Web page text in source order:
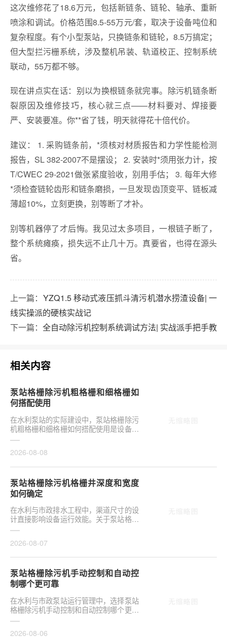
这次维修花了18.6万元，包括新链条、链轮、轴承、重新
喷涂和调试。价格范围8.5-55万元/套，取决于设备吨位和
复杂程度。有个小型泵站，只换链条和链轮，8.5万搞定；
但大型拦污栅系统，涉及整机吊装、轨道校正、控制系统
联动，55万都不够。
现在讲点实在话：别以为换根链条就完事。除污机链条断
裂原因及维修技巧，核心就三点——材料要对、焊接要
严、安装要准。你**省了钱，明天就得花十倍代价。
建议： 1. 采购链条前，*须核对材质报告和力学性能检测
报告，SL 382-2007不是摆设； 2. 安装时*须用张力计，按
T/CWEC 29-2021做张紧度验收，别用手估； 3. 每年大修
*须检查链轮齿形和链条磨损，一旦发现齿顶变平、链板减
薄超10%，立刻更换，别等断了才补。
别等机器停了才后悔。我见过太多项目，一根链子断了，
整个系统瘫痪，损失远不止几十万。真要省，也得在源头
省。
上一篇： YZQ1.5 移动式液压抓斗清污机潜水捞渣设备| 一
线实操派的硬核实战记
下一篇： 全自动除污机控制系统调试方法| 实战派手把手教
相关内容
泵站格栅除污机粗格栅和细格栅如
何搭配使用
在水利泵站的实际建设中，泵站格栅除污
机粗格栅和细格栅如何搭配使用是设备选
型的关键环节。合理配置直接影响后续水
2026-08-08
泵站格栅除污机格栅井深度和宽度
如何确定
在水利与市政排水工程中，渠道尺寸的设
计直接影响设备运行效能。关于泵站格栅
除污机格栅井深度和宽度如何确定，是前
2026-08-07
泵站格栅除污机手动控制和自动控
制哪个更可靠
在水利与市政泵站运行管理中，选择泵站
格栅除污机手动控制和自动控制哪个更可
靠，往往是项目决策的关键环节。这并非
2026-08-06